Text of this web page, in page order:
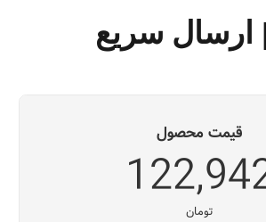
ارسال سریع
قیمت محصول
تومان